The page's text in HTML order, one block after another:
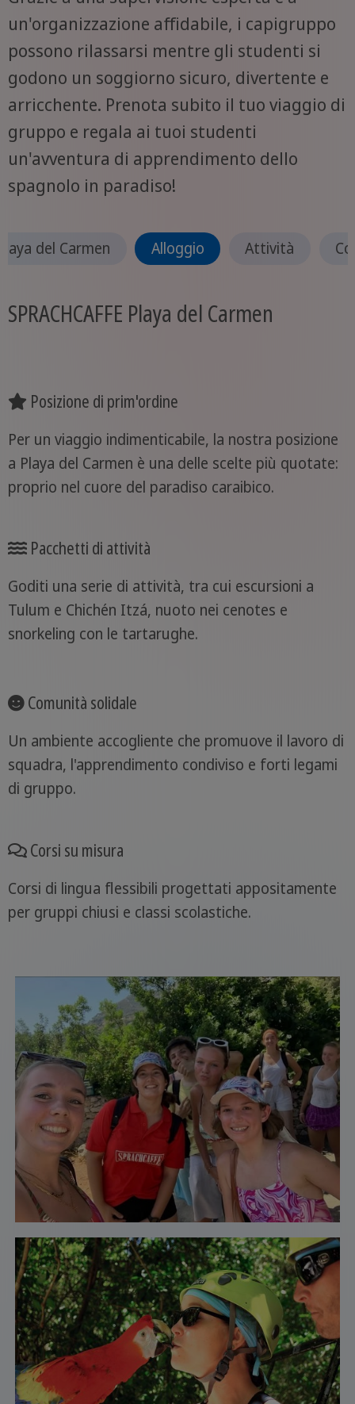
un'organizzazione affidabile, i capigruppo
possono rilassarsi mentre gli studenti si
godono un soggiorno sicuro, divertente e
arricchente. Prenota subito il tuo viaggio di
gruppo e regala ai tuoi studenti
un'avventura di apprendimento dello
spagnolo in paradiso!
del Carmen Alloggio Attività
SPRACHCAFFE Playa del Carmen
Posizione di prim'ordine
Per un viaggio indimenticabile, la nostra posizione
a Playa del Carmen è una delle scelte più quotate:
proprio nel cuore del paradiso caraibico.
Pacchetti di attività
Goditi una serie di attività, tra cui escursioni a
Tulum e Chichén Itzá, nuoto nei cenotes e
snorkeling con le tartarughe.
Comunità solidale
Un ambiente accogliente che promuove il lavoro di
squadra, l'apprendimento condiviso e forti legami
di gruppo.
Corsi su misura
Corsi di lingua flessibili progettati appositamente
per gruppi chiusi e classi scolastiche.